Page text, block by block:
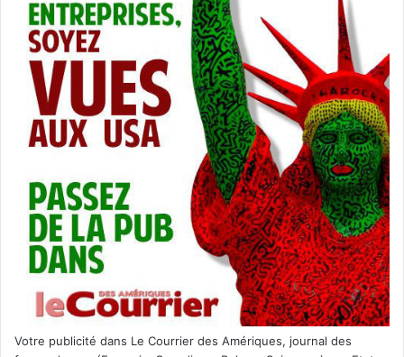
Votre publicité dans Le Courrier des Amériques, journal des